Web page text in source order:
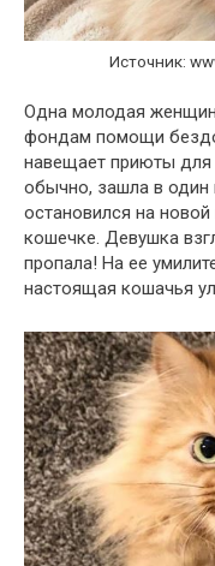
Источник:
Одна молодая
фондам помощи
навещает приюты для
обычно, зашла в один
остановился на
кошечке. Девушка
пропала! На ее
настоящая кошачья